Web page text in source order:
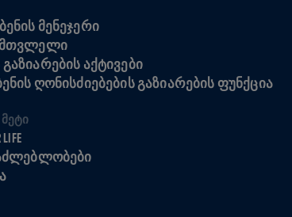
ᲛᲔᲜᲔᲯᲔᲠᲘ
ᲛᲗᲕᲚᲔᲚᲘ
ᲐᲥᲢᲘᲕᲔᲑᲘ
ᲦᲝᲜᲘᲡᲫᲘᲔᲑᲔᲑᲘᲡ ᲒᲐᲖᲘᲐᲠᲔᲑᲘᲡ ᲤᲣᲜᲥᲪᲘᲐ
LIFE